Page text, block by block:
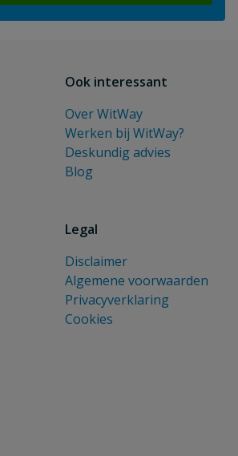
Ook interessant
Over WitWay
Werken bij WitWay?
Deskundig advies
Blog
Legal
Disclaimer
Algemene voorwaarden
Privacyverklaring
Cookies